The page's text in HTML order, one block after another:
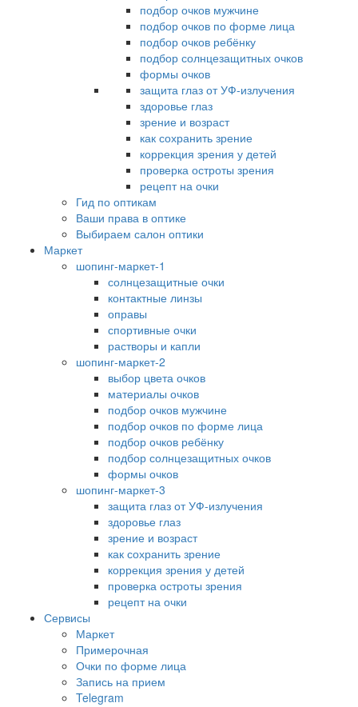
подбор очков мужчине
подбор очков по форме лица
подбор очков ребёнку
подбор солнцезащитных очков
формы очков
защита глаз от УФ-излучения
здоровье глаз
зрение и возраст
как сохранить зрение
коррекция зрения у детей
проверка остроты зрения
рецепт на очки
Гид по оптикам
Ваши права в оптике
Выбираем салон оптики
Маркет
шопинг-маркет-1
солнцезащитные очки
контактные линзы
оправы
спортивные очки
растворы и капли
шопинг-маркет-2
выбор цвета очков
материалы очков
подбор очков мужчине
подбор очков по форме лица
подбор очков ребёнку
подбор солнцезащитных очков
формы очков
шопинг-маркет-3
защита глаз от УФ-излучения
здоровье глаз
зрение и возраст
как сохранить зрение
коррекция зрения у детей
проверка остроты зрения
рецепт на очки
Сервисы
Маркет
Примерочная
Очки по форме лица
Запись на прием
Telegram